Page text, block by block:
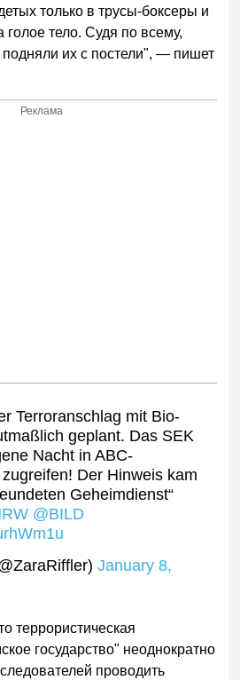
только в трусы-боксеры и
голое тело. Судя по всему,
подняли их с постели", — пишет
Реклама
Terroranschlag mit Bio-
geplant. Das SEK
Nacht in ABC-
Der Hinweis kam
Geheimdienst“
@BILD
January 8,
террористическая
государство" неоднократно
проводить